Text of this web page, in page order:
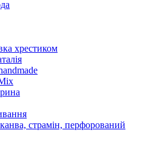
хрестиком
страмін, перфорований